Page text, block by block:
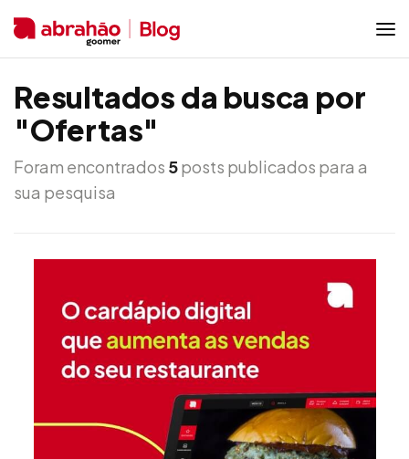
Resultados da busca por
"Ofertas"
Foram encontrados 5posts publicados para a
sua pesquisa